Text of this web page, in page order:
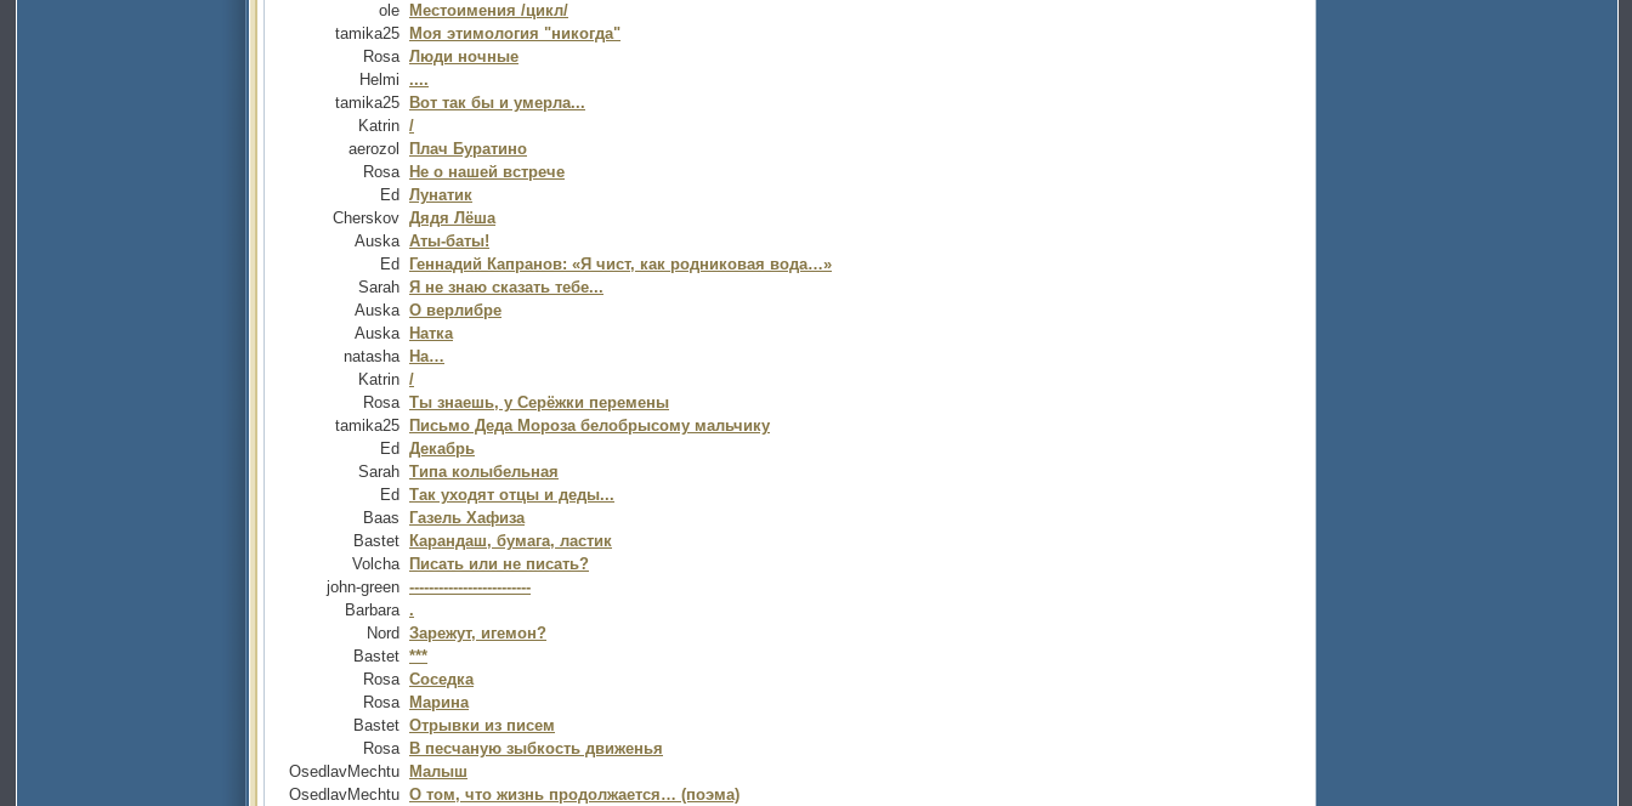
ole
Местоимения /цикл/
tamika25
Моя этимология "никогда"
Rosa Люди ночные
Helmi
....
tamika25
Вот так бы и умерла...
Katrin /
aerozol
Плач Буратино
Rosa Не о нашей встрече
Ed Лунатик
Cherskov Дядя Лёша
Auska Аты-баты!
Ed
Геннадий Капранов: «Я чист, как родниковая вода…»
Sarah Я не знаю сказать тебе...
Auska О верлибре
Auska Натка
natasha На…
Katrin /
Rosa Ты знаешь, у Серёжки перемены
tamika25
Письмо Деда Мороза белобрысому мальчику
Ed Декабрь
Sarah Типа колыбельная
Ed Так уходят отцы и деды...
Baas
Газель Хафиза
Bastet
Карандаш, бумага, ластик
Volcha Писать или не писать?
john-green -------------------------
Barbara .
Nord Зарежут, игемон?
Bastet ***
Rosa Соседка
Rosa Марина
Bastet Отрывки из писем
Rosa В песчаную зыбкость движенья
OsedlavMechtu
Малыш
OsedlavMechtu О том, что жизнь продолжается… (поэма)